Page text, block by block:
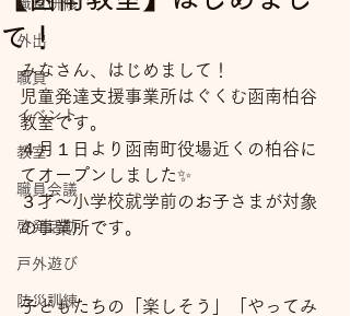
職員研修
外出
職員
イベント
教室
職員会議
啓発活動
戸外遊び
防災訓練
て！
みなさん、はじめまして！
児童発達支援事業所はぐくむ函南柏谷
教室です。
４月１日より函南町役場近くの柏谷に
てオープンしました✨
３才～小学校就学前のお子さまが対象
の事業所です。
子どもたちの「楽しそう」「やってみ